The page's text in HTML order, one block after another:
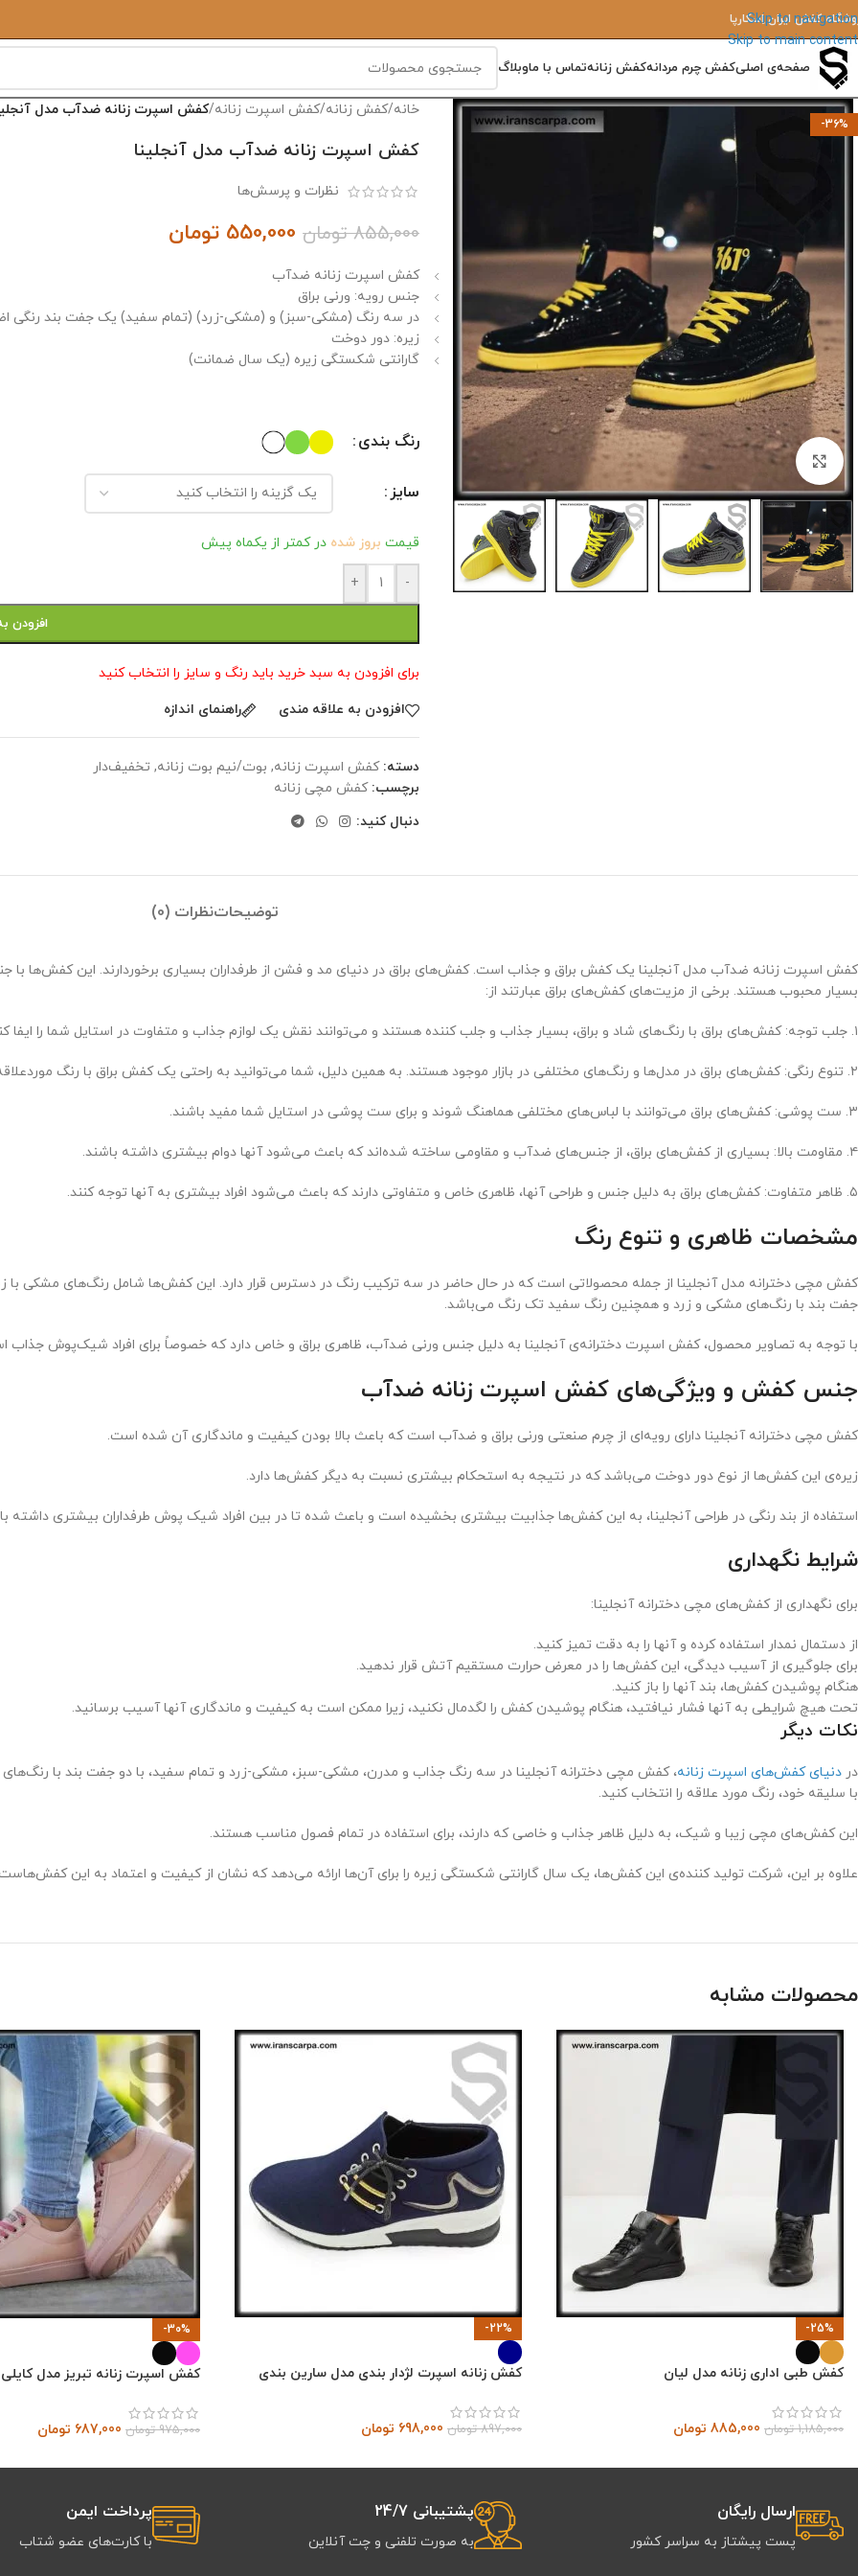
Skip to navigation
Skip to main content
کفش ایران‌ اِسکارپا
صفحه‌ی اصلیکفش چرم مردانهکفش زنانهتماس با ماوبلاگ
-36%
بزرگنمایی تصویر
خانه/کفش زنانه/کفش اسپرت زنانه/کفش اسپرت زنانه ضدآب مدل
کفش اسپرت زنانه ضدآب مدل آنجلینا
نظرات و پرسش‌ها
855,000 تومان 550,000 تومان
کفش اسپرت زنانه ضدآب
جنس رویه: ورنی براق
در سه رنگ (مشکی-سبز) و (مشکی-زرد) (تمام سفید) یک جفت بند رنگی
زیره: دور دوخت
گارانتی شکستگی زیره (یک سال ضمانت)
رنگ بندی
سایز
قیمت بروز شده در کمتر از یکماه پیش
-
+
افزودن
برای افزودن به سبد خرید باید رنگ و سایز را انتخاب کنید
افزودن به علاقه مندی راهنمای اندازه
دسته: کفش اسپرت زنانه, بوت/نیم بوت زنانه, تخفیف‌دار
برچسب: کفش مچی زنانه
دنبال کنید:
توضیحاتنظرات (0)
کفش اسپرت زنانه ضدآب مدل آنجلینا یک کفش براق و جذاب است. کفش‌های براق در دنیای مد و فشن از طرفداران بسیاری برخوردارند. این کفش‌ها
بسیار محبوب هستند. برخی از مزیت‌های کفش‌های براق عبارتند از:
۱. جلب توجه: کفش‌های براق با رنگ‌های شاد و براق، بسیار جذاب و جلب کننده هستند و می‌توانند نقش یک لوازم جذاب و متفاوت در استایل شما را ایفا کنند.
۲. تنوع رنگی: کفش‌های براق در مدل‌ها و رنگ‌های مختلفی در بازار موجود هستند. به همین دلیل، شما می‌توانید به راحتی یک کفش براق با رنگ موردعلاقه خود را پیدا کنید.
۳. ست پوشی: کفش‌های براق می‌توانند با لباس‌های مختلفی هماهنگ شوند و برای ست پوشی در استایل شما مفید باشند.
۴. مقاومت بالا: بسیاری از کفش‌های براق، از جنس‌های ضدآب و مقاومی ساخته شده‌اند که باعث می‌شود آنها دوام بیشتری داشته باشند.
۵. ظاهر متفاوت: کفش‌های براق به دلیل جنس و طراحی آنها، ظاهری خاص و متفاوتی دارند که باعث می‌شود افراد بیشتری به آنها توجه کنند.
مشخصات ظاهری و تنوع رنگ
کفش مچی دخترانه مدل آنجلینا از جمله محصولاتی است که در حال حاضر در سه ترکیب رنگ در دسترس قرار دارد. این کفش‌ها شامل رنگ‌های مشکی با
جفت بند با رنگ‌های مشکی و زرد و همچنین رنگ سفید تک رنگ می‌باشد.
با توجه به تصاویر محصول، کفش اسپرت دخترانه‌ی آنجلینا به دلیل جنس ورنی ضدآب، ظاهری براق و خاص دارد که خصوصاً برای افراد شیک‌پوش جذاب
جنس کفش و ویژگی‌های کفش اسپرت زنانه ضدآب
کفش مچی دخترانه آنجلینا دارای رویه‌ای از چرم صنعتی ورنی براق و ضدآب است که باعث بالا بودن کیفیت و ماندگاری آن شده است.
زیره‌ی این کفش‌ها از نوع دور دوخت می‌باشد که در نتیجه به استحکام بیشتری نسبت به دیگر کفش‌ها دارد.
استفاده از بند رنگی در طراحی آنجلینا، به این کفش‌ها جذابیت بیشتری بخشیده است و باعث شده تا در بین افراد شیک پوش طرفداران بیشتری داشته
شرایط نگهداری
برای نگهداری از کفش‌های مچی دخترانه آنجلینا:
از دستمال نمدار استفاده کرده و آنها را به دقت تمیز کنید.
برای جلوگیری از آسیب دیدگی، این کفش‌ها را در معرض حرارت مستقیم آتش قرار ندهید.
هنگام پوشیدن کفش‌ها، بند آنها را باز کنید.
تحت هیچ شرایطی به آنها فشار نیافتید، هنگام پوشیدن کفش را لگدمال نکنید، زیرا ممکن است به کیفیت و ماندگاری آنها آسیب برسانید.
نکات دیگر
در دنیای کفش‌های اسپرت زنانه، کفش مچی دخترانه آنجلینا در سه رنگ جذاب و مدرن، مشکی-سبز، مشکی-زرد و تمام سفید، با دو جفت بند با
با سلیقه خود، رنگ مورد علاقه را انتخاب کنید.
این کفش‌های مچی زیبا و شیک، به دلیل ظاهر جذاب و خاصی که دارند، برای استفاده در تمام فصول مناسب هستند.
علاوه بر این، شرکت تولید کننده‌ی این کفش‌ها، یک سال گارانتی شکستگی زیره را برای آن‌ها ارائه می‌دهد که نشان از کیفیت و اعتماد به این
محصولات مشابه
-25%
کفش طبی اداری زنانه مدل لیان
1,185,000 تومان 885,000 تومان
-22%
کفش زنانه اسپرت لژدار بندی مدل سارین بندی
897,000 تومان 698,000 تومان
-30%
کفش اسپرت زنانه تبریز مدل کایلی
975,000 تومان 687,000 تومان
ارسال رایگان
پست پیشتاز به سراسر کشور
پشتیبانی 24/7
به صورت تلفنی و چت آنلاین
پرداخت ایمن
با کارت‌های عضو شتاب